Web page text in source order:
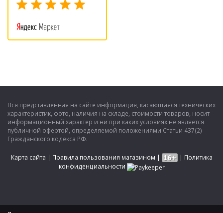
Вся представленная на сайте информация, касающаяся технических
характеристик, фото, наличия на складе, стоимости товаров, носит
информационный характер и ни при каких условиях не является
публичной офертой, определяемой положениями Статьи 437(2)
Гражданского кодекса РФ.
Карта сайта | Правила пользования магазином | | Политика
конфиденциальности